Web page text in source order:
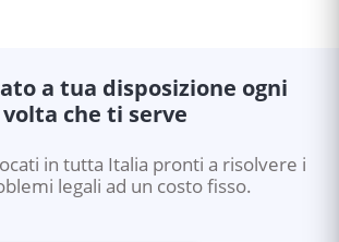
a tua disposizione ogni
volta che ti serve
in tutta Italia pronti a risolvere i
legali ad un costo fisso.